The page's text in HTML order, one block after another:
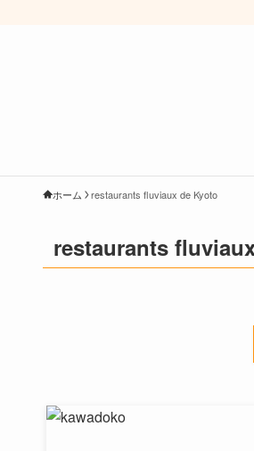
ホーム restaurants fluviaux de Kyoto
restaurants